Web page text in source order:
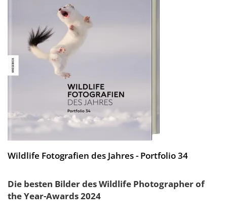
Wildlife Fotografien des Jahres - Portfolio 34
Die besten Bilder des Wildlife Photographer of
the Year-Awards 2024